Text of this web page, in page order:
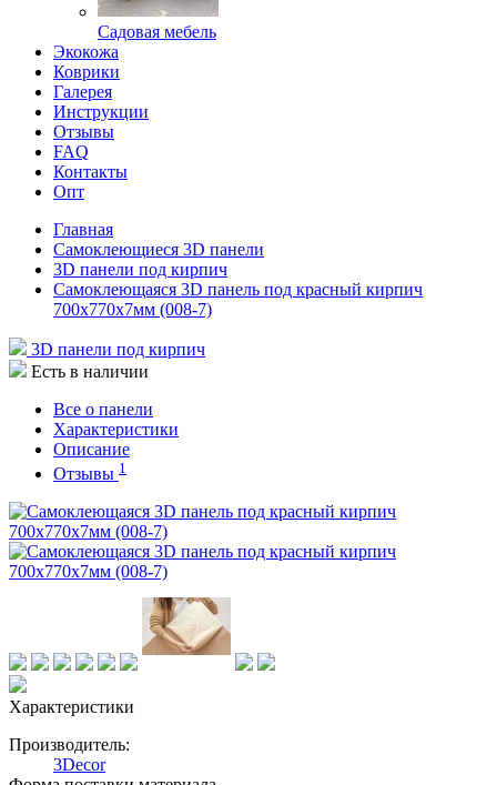
Садовая мебель
Экокожа
Коврики
Галерея
Инструкции
Отзывы
FAQ
Контакты
Опт
Главная
Самоклеющиеся 3D панели
3D панели под кирпич
Самоклеющаяся 3D панель под красный кирпич
700x770x7мм (008-7)
3D панели под кирпич
Есть в наличии
Все о панели
Характеристики
Описание
Отзывы 1
Характеристики
Производитель:
3Decor